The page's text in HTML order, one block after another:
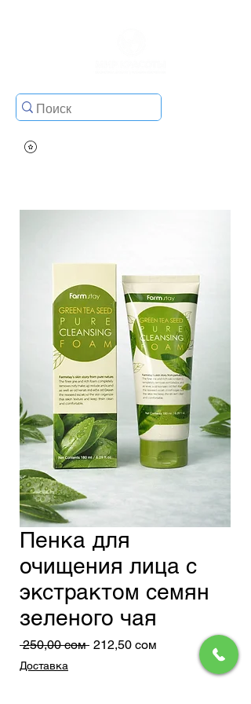
Пенка для
очищения лица с
экстрактом семян
зеленого чая
250,00 сом Обычная
212,50 сом Спеццена
Доставка